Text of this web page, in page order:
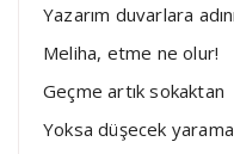
Yazarım duvarlara
Meliha, etme ne olur!
Geçme artık sokaktan
Yoksa düşecek yarama